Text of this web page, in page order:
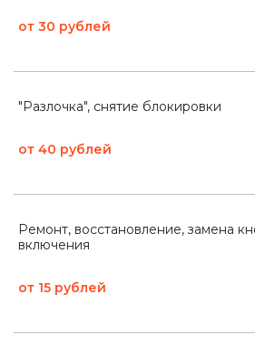
от 30 рублей
"Разлочка", снятие блокировки
от 40 рублей
Ремонт, восстановление, замена
включения
от 15 рублей